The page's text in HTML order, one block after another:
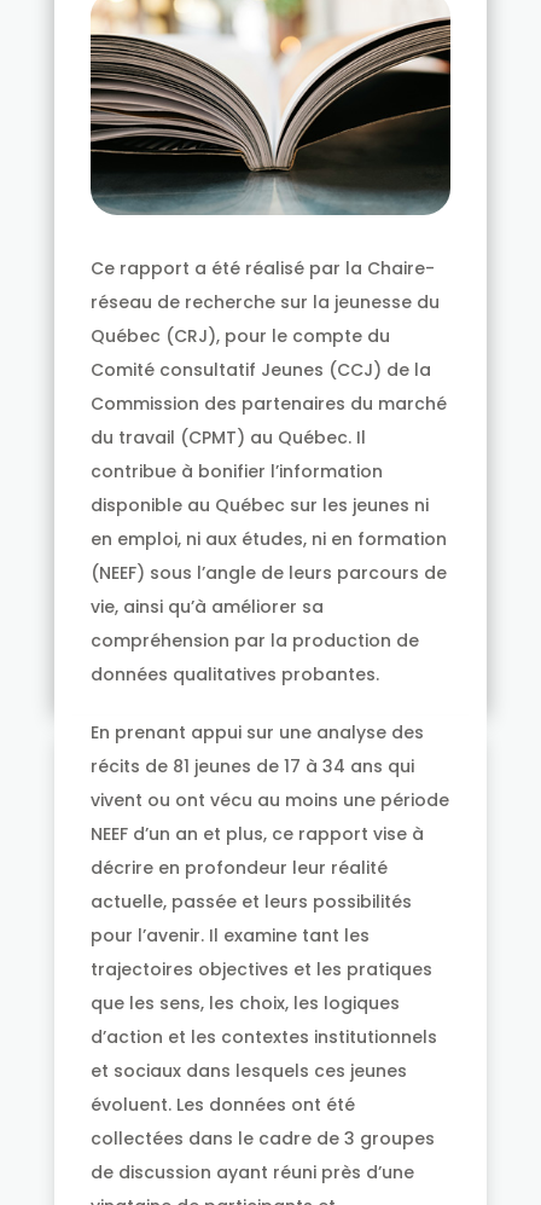
Ce rapport a été réalisé par la Chaire-
réseau de recherche sur la jeunesse du
Québec (CRJ), pour le compte du
Comité consultatif Jeunes (CCJ) de la
Commission des partenaires du marché
du travail (CPMT) au Québec. Il
contribue à bonifier l’information
disponible au Québec sur les jeunes ni
en emploi, ni aux études, ni en formation
(NEEF) sous l’angle de leurs parcours de
vie, ainsi qu’à améliorer sa
compréhension par la production de
données qualitatives probantes.
En prenant appui sur une analyse des
récits de 81 jeunes de 17 à 34 ans qui
vivent ou ont vécu au moins une période
NEEF d’un an et plus, ce rapport vise à
décrire en profondeur leur réalité
actuelle, passée et leurs possibilités
pour l’avenir. Il examine tant les
trajectoires objectives et les pratiques
que les sens, les choix, les logiques
d’action et les contextes institutionnels
et sociaux dans lesquels ces jeunes
évoluent. Les données ont été
collectées dans le cadre de 3 groupes
de discussion ayant réuni près d’une